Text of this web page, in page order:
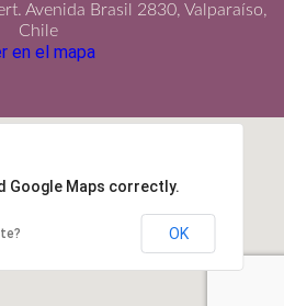
Avenida Brasil 2830, Valparaíso,
Chile
en el mapa
Google Maps correctly.
OK